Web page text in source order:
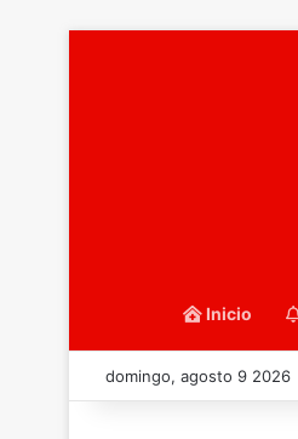
Inicio
domingo, agosto 9 2026